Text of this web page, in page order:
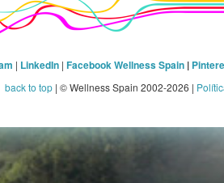
| LinkedIn | Facebook Wellness Spain |
back to top | © Wellness Spain 2002-2026 |